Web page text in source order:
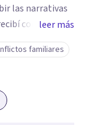
las narrativas
como lic en
Soy
Sistemica
en
leer más
familiares